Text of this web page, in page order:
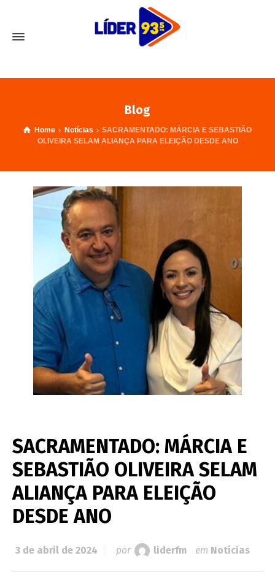
Blog
Home Notícias
SACRAMENTADO: MÁRCIA E SEBASTIÃO
OLIVEIRA SELAM ALIANÇA PARA ELEIÇÃO DESDE ANO
SACRAMENTADO: MÁRCIA E
SEBASTIÃO OLIVEIRA SELAM
ALIANÇA PARA ELEIÇÃO
DESDE ANO
3 de abril de 2024 por liderfm em Notícias